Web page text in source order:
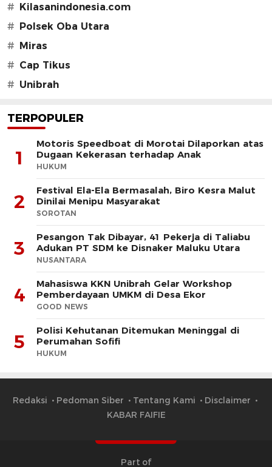
# Kilasanindonesia.com
# Polsek Oba Utara
# Miras
# Cap Tikus
# Unibrah
TERPOPULER
1
Motoris Speedboat di Morotai Dilaporkan atas
Dugaan Kekerasan terhadap Anak
HUKUM
2
Festival Ela-Ela Bermasalah, Biro Kesra Malut
Dinilai Menipu Masyarakat
SOROTAN
3
Pesangon Tak Dibayar, 41 Pekerja di Taliabu
Adukan PT SDM ke Disnaker Maluku Utara
NUSANTARA
4
Mahasiswa KKN Unibrah Gelar Workshop
Pemberdayaan UMKM di Desa Ekor
GOOD NEWS
5
Polisi Kehutanan Ditemukan Meninggal di
Perumahan Sofifi
HUKUM
Redaksi Pedoman Siber Tentang Kami
Disclaimer
KABAR FAIFIE
Part of